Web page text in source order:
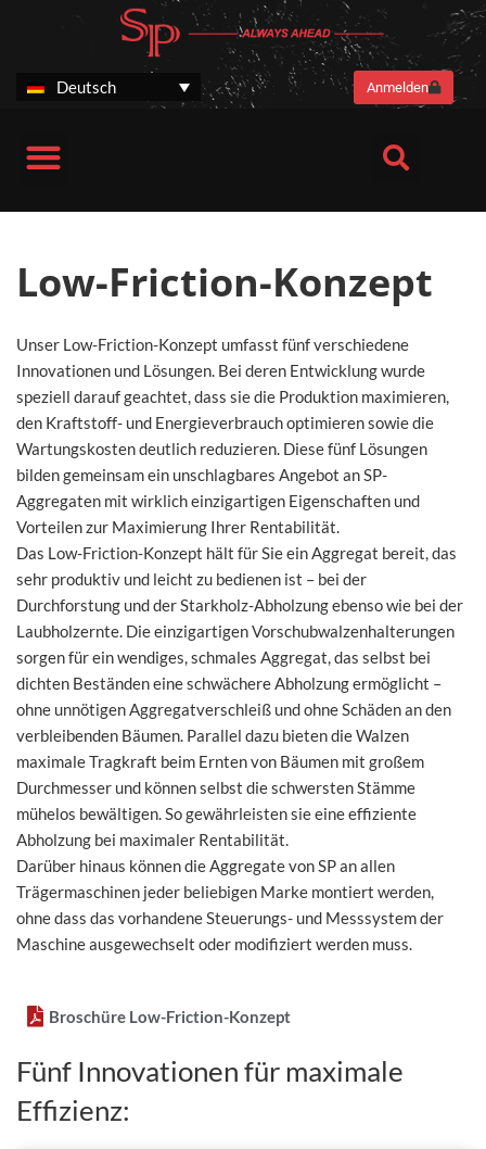
Deutsch
Anmelden
Low-Friction-Konzept
Unser Low-Friction-Konzept umfasst fünf verschiedene
Innovationen und Lösungen. Bei deren Entwicklung wurde
speziell darauf geachtet, dass sie die Produktion maximieren,
den Kraftstoff- und Energieverbrauch optimieren sowie die
Wartungskosten deutlich reduzieren. Diese fünf Lösungen
bilden gemeinsam ein unschlagbares Angebot an SP-
Aggregaten mit wirklich einzigartigen Eigenschaften und
Vorteilen zur Maximierung Ihrer Rentabilität.
Das Low-Friction-Konzept hält für Sie ein Aggregat bereit, das
sehr produktiv und leicht zu bedienen ist – bei der
Durchforstung und der Starkholz-Abholzung ebenso wie bei der
Laubholzernte. Die einzigartigen Vorschubwalzenhalterungen
sorgen für ein wendiges, schmales Aggregat, das selbst bei
dichten Beständen eine schwächere Abholzung ermöglicht –
ohne unnötigen Aggregatverschleiß und ohne Schäden an den
verbleibenden Bäumen. Parallel dazu bieten die Walzen
maximale Tragkraft beim Ernten von Bäumen mit großem
Durchmesser und können selbst die schwersten Stämme
mühelos bewältigen. So gewährleisten sie eine effiziente
Abholzung bei maximaler Rentabilität.
Darüber hinaus können die Aggregate von SP an allen
Trägermaschinen jeder beliebigen Marke montiert werden,
ohne dass das vorhandene Steuerungs- und Messsystem der
Maschine ausgewechselt oder modifiziert werden muss.
Broschüre Low-Friction-Konzept
Fünf Innovationen für maximale
Effizienz: